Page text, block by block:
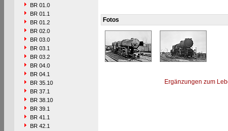
BR 01.0
BR 01.1
BR 01.2
BR 02.0
BR 03.0
BR 03.1
BR 03.2
BR 04.0
BR 04.1
BR 35.10
BR 37.1
BR 38.10
BR 39.1
BR 41.1
BR 42.1
Fotos
Ergänzungen zum